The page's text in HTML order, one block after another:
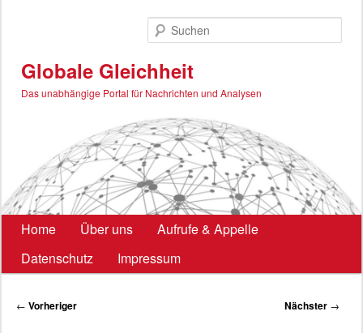
Globale Gleichheit
Das unabhängige Portal für Nachrichten und Analysen
Hauptmenü
Home Über uns
Aufrufe & Appelle
Datenschutz
Impressum
Beitragsnavigation
← Vorheriger Nächster →